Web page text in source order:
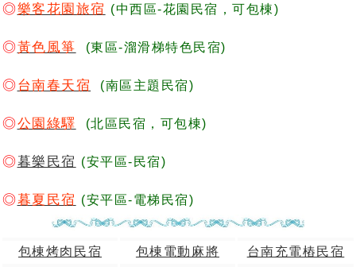
◎樂客花園旅宿 (中西區-花園民宿，可包棟)
◎黃色風箏 (東區-溜滑梯特色民宿)
◎ 台南春天宿 (南區主題民宿)
◎公園綠驛 (北區民宿，可包棟)
◎暮樂民宿 (安平區-民宿)
◎暮夏民宿 (安平區-電梯民宿)
包棟烤肉民宿 包棟電動麻將
台南充電樁民宿